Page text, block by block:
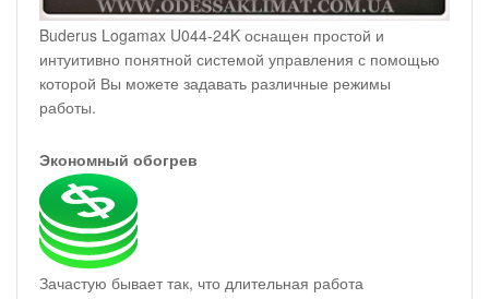
Buderus Logamax U044-24K оснащен простой и
интуитивно понятной системой управления с помощью
которой Вы можете задавать различные режимы
работы.
Экономный обогрев
Зачастую бывает так, что длительная работа